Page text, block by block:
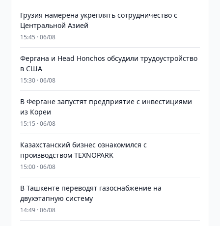
Грузия намерена укреплять сотрудничество с
Центральной Азией
15:45 · 06/08
Фергана и Head Honchos обсудили трудоустройство
в США
15:30 · 06/08
В Фергане запустят предприятие с инвестициями
из Кореи
15:15 · 06/08
Казахстанский бизнес ознакомился с
производством TEXNOPARK
15:00 · 06/08
В Ташкенте переводят газоснабжение на
двухэтапную систему
14:49 · 06/08